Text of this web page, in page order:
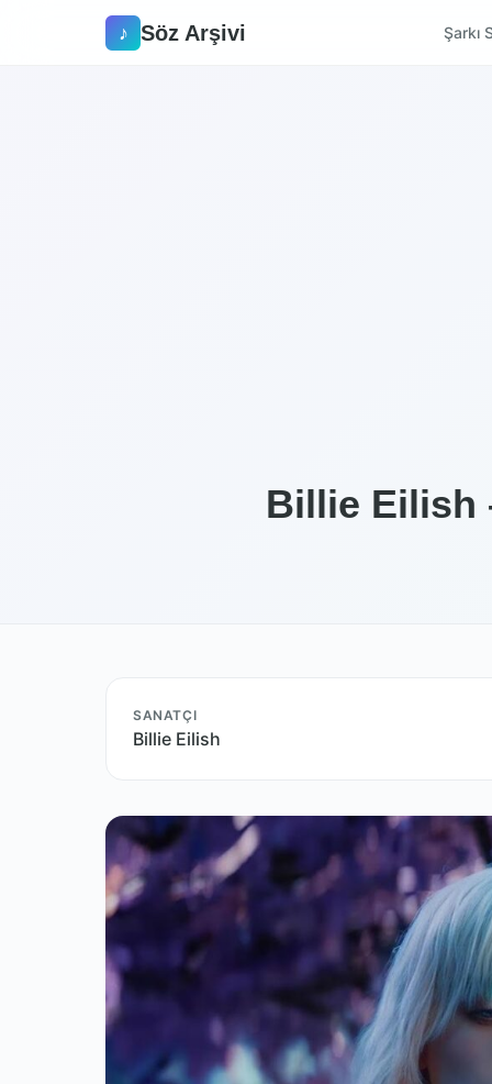
♪ Söz Arşivi Şarkı
Billie Eilish
SANATÇI
Billie Eilish